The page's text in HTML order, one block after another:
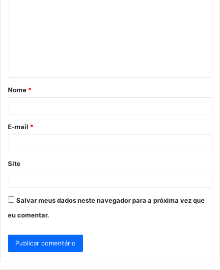
á
r
*
Nome *
E-mail *
Site
Salvar meus dados neste navegador para a próxima vez que
eu comentar.